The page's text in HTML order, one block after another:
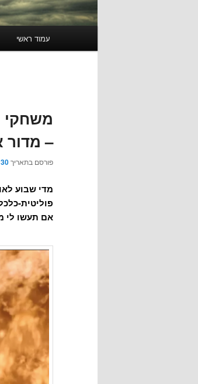
עמוד ראשי
משחקי
– מדור
פורסם בתאריך30 באפריל 2019
מדי שבוע
פוליטית-
אם תעשו לי